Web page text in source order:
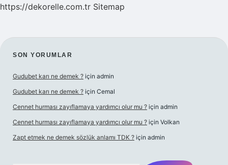
https://dekorelle.com.tr Sitemap
SIDEBAR
SON YORUMLAR
Gudubet karı ne demek ? için admin
Gudubet karı ne demek ? için Cemal
Cennet hurması zayıflamaya yardımcı olur mu ? için admin
Cennet hurması zayıflamaya yardımcı olur mu ? için Volkan
Zapt etmek ne demek sözlük anlamı TDK ? için admin